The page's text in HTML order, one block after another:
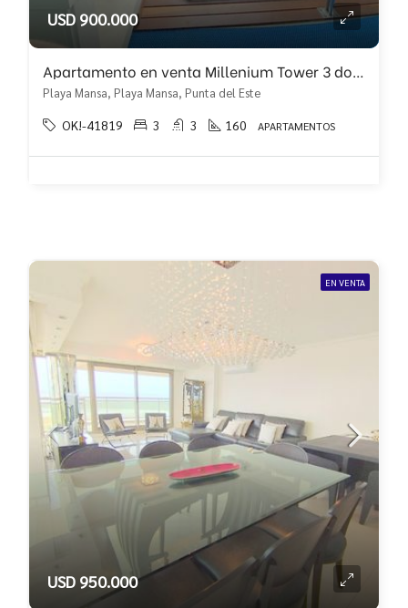
USD 900.000
Apartamento en venta Millenium Tower 3 dormitorios mas dependencia
Playa Mansa, Playa Mansa, Punta del Este
OK!-41819 3 3 160 APARTAMENTOS
EN VENTA
USD 950.000